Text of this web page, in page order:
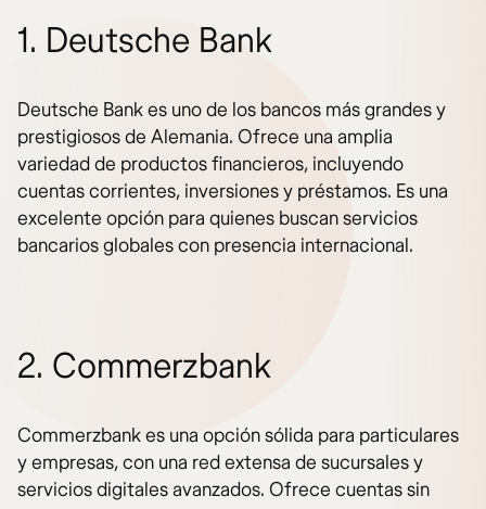
1. Deutsche Bank
Deutsche Bank es uno de los bancos más grandes y
prestigiosos de Alemania. Ofrece una amplia
variedad de productos financieros, incluyendo
cuentas corrientes, inversiones y préstamos. Es una
excelente opción para quienes buscan servicios
bancarios globales con presencia internacional.
2. Commerzbank
Commerzbank es una opción sólida para particulares
y empresas, con una red extensa de sucursales y
servicios digitales avanzados. Ofrece cuentas sin